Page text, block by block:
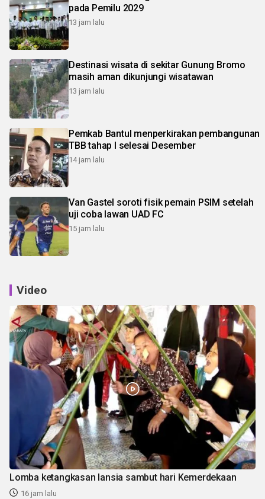
pada Pemilu 2029
13 jam lalu
Destinasi wisata di sekitar Gunung Bromo
masih aman dikunjungi wisatawan
13 jam lalu
Pemkab Bantul menperkirakan pembangunan
TBB tahap I selesai Desember
14 jam lalu
Van Gastel soroti fisik pemain PSIM setelah
uji coba lawan UAD FC
15 jam lalu
Video
Lomba ketangkasan lansia sambut hari Kemerdekaan
16 jam lalu